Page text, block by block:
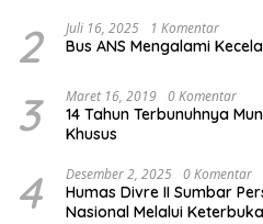
2 Juli 16, 2025 1 Komentar
Bus ANS Mengalami
3 Maret 16, 2019 0 Komentar
14 Tahun Terbunuhnya
Khusus
4 Desember 2, 2025 0 Komentar
Humas Divre II Sumbar
Nasional Melalui